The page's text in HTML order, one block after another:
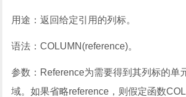
用途：返回给定引用的列标。
语法：COLUMN(reference)。
参数：Reference为需要得到其列标的单
域。如果省略reference，则假定函数